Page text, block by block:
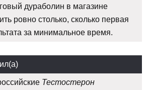
дураболин в магазине
ровно столько, сколько первая
за минимальное время.
Тестостерон